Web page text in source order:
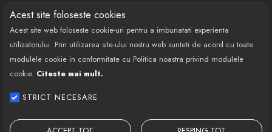
Acest site foloseste cookies
Acest site web foloseste cookie-uri pentru a imbunatati experienta
utilizatorului. Prin utilizarea site-ului nostru web sunteti de acord cu toate
modulele cookie in conformitate cu Politica noastra privind modulele
cookie. Citeste mai mult.
STRICT NECESARE
CONTACT
Call Center: 0377 100 941
Program de lucru: Luni-Vineri
08:00 - 18:00
Email: contact@bestautovest.ro
SRL CUI: 32372789, Reg.Com.: